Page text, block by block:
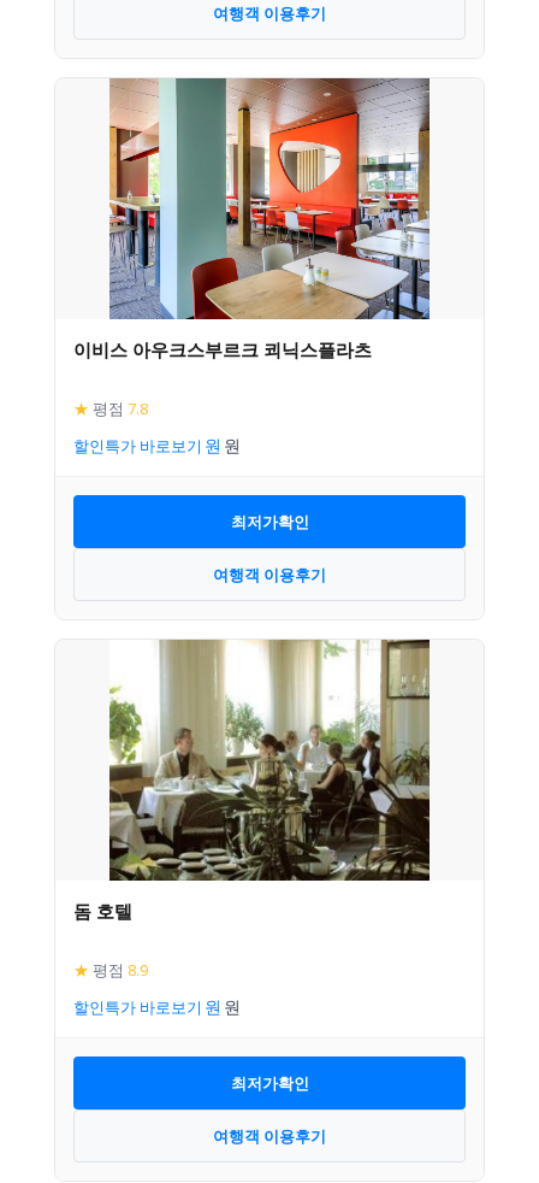
여행객 이용후기
이비스 아우크스부르크 쾨닉스플라츠
★ 평점 7.8
할인특가 바로보기
최저가확인
여행객 이용후기
돔 호텔
★ 평점 8.9
할인특가 바로보기
최저가확인
여행객 이용후기